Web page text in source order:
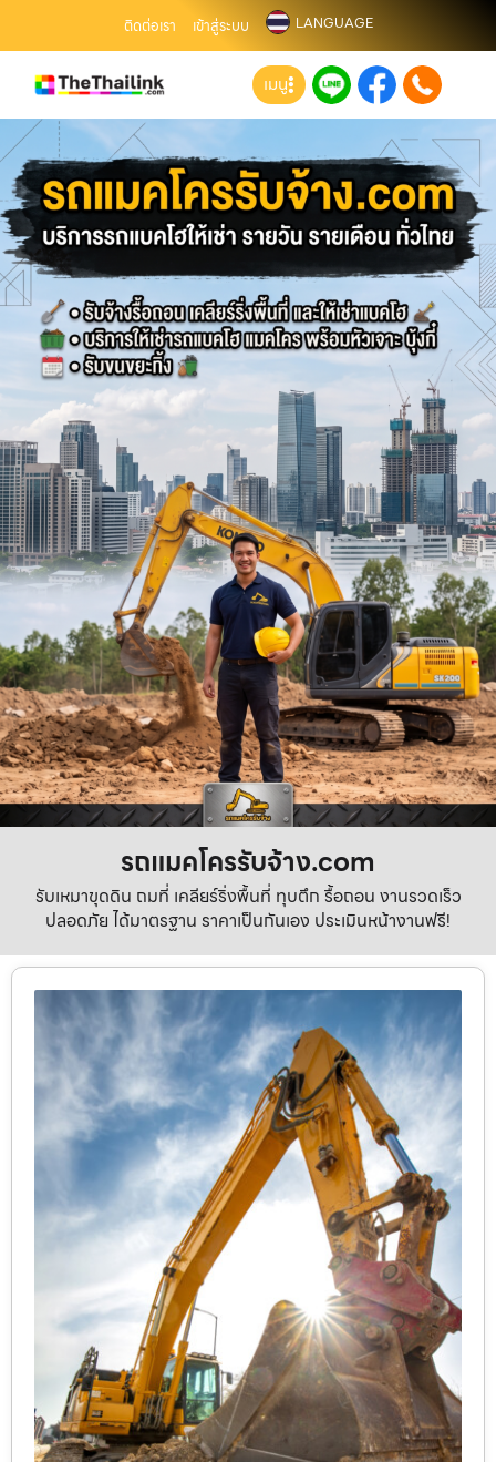
ติดต่อเรา เข้าสู่ระบบ LANGUAGE
เมนู
รถแมคโครรับจ้าง.com
รับเหมาขุดดิน ถมที่ เคลียร์ริ่งพื้นที่ ทุบตึก รื้อถอน งานรวดเร็ว
ปลอดภัย ได้มาตรฐาน ราคาเป็นกันเอง ประเมินหน้างานฟรี!